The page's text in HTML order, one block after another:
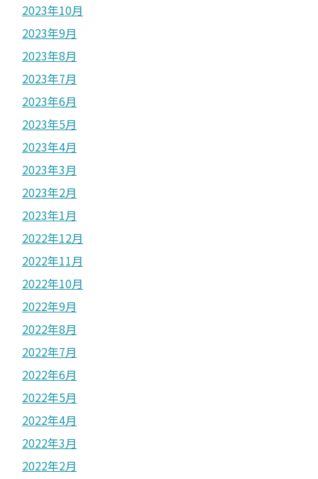
2023年10月
2023年9月
2023年8月
2023年7月
2023年6月
2023年5月
2023年4月
2023年3月
2023年2月
2023年1月
2022年12月
2022年11月
2022年10月
2022年9月
2022年8月
2022年7月
2022年6月
2022年5月
2022年4月
2022年3月
2022年2月